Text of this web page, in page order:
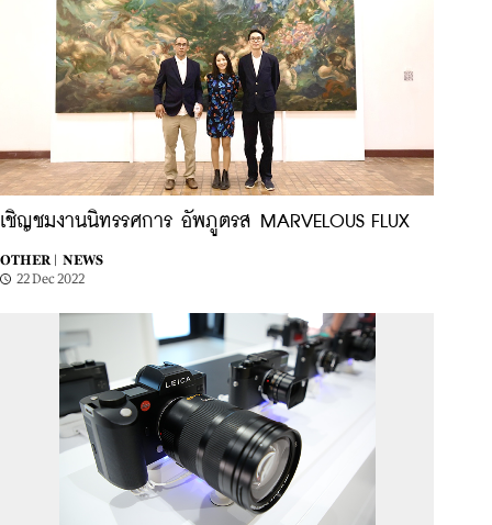
เชิญชมงานนิทรรศการ อัพภูตรส MARVELOUS FLUX
OTHER |
NEWS
22 Dec 2022